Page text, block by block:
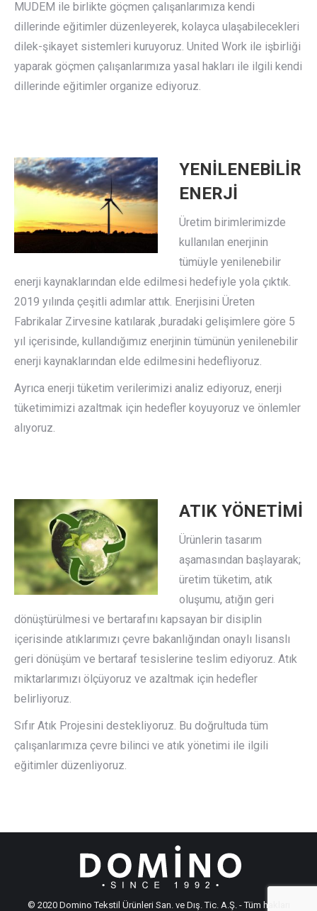
MUDEM ile birlikte göçmen çalışanlarımıza kendi
dillerinde eğitimler düzenleyerek, kolayca ulaşabilecekleri
dilek-şikayet sistemleri kuruyoruz. United Work ile işbirliği
yaparak göçmen çalışanlarımıza yasal hakları ile ilgili kendi
dillerinde eğitimler organize ediyoruz.
YENİLENEBİLİR
ENERJİ
Üretim birimlerimizde
kullanılan enerjinin
tümüyle yenilenebilir
enerji kaynaklarından elde edilmesi hedefiyle yola çıktık.
2019 yılında çeşitli adımlar attık. Enerjisini Üreten
Fabrikalar Zirvesine katılarak ,buradaki gelişimlere göre 5
yıl içerisinde, kullandığımız enerjinin tümünün yenilenebilir
enerji kaynaklarından elde edilmesini hedefliyoruz.
Ayrıca enerji tüketim verilerimizi analiz ediyoruz, enerji
tüketimimizi azaltmak için hedefler koyuyoruz ve önlemler
alıyoruz.
ATIK YÖNETİMİ
Ürünlerin tasarım
aşamasından başlayarak;
üretim tüketim, atık
oluşumu, atığın geri
dönüştürülmesi ve bertarafını kapsayan bir disiplin
içerisinde atıklarımızı çevre bakanlığından onaylı lisanslı
geri dönüşüm ve bertaraf tesislerine teslim ediyoruz. Atık
miktarlarımızı ölçüyoruz ve azaltmak için hedefler
belirliyoruz.
Sıfır Atık Projesini destekliyoruz. Bu doğrultuda tüm
çalışanlarımıza çevre bilinci ve atık yönetimi ile ilgili
eğitimler düzenliyoruz.
© 2020 Domino Tekstil Ürünleri San. ve Dış. Tic. A.Ş. - Tüm hakları